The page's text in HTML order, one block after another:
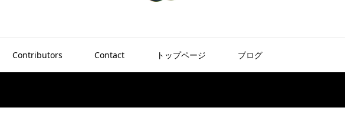
Contributors Contact トップページ ブログ